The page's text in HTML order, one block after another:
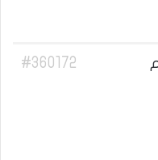
#360172